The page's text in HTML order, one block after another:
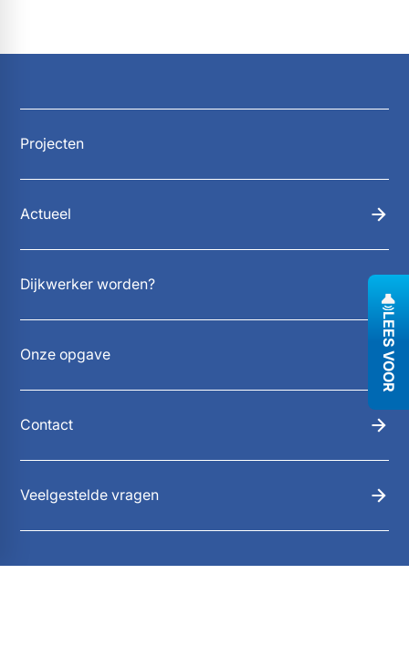
LEES VOOR
Projecten
Actueel
Dijkwerker worden?
Onze opgave
Contact
Veelgestelde vragen